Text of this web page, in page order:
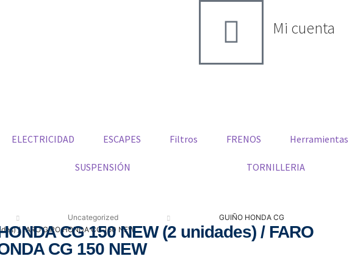
Mi cuenta
ELECTRICIDAD ESCAPES Filtros FRENOS Herramientas
SUSPENSIÓN TORNILLERIA
Uncategorized
GUIÑO HONDA CG
/ FARO GIRO HONDA CG 150 NEW
CG 150 NEW (2 unidades) / FARO
CG 150 NEW